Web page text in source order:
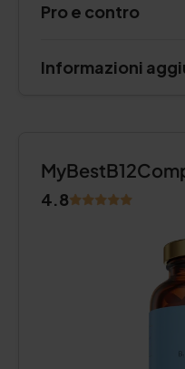
Pro e contro
Informazioni
4.8